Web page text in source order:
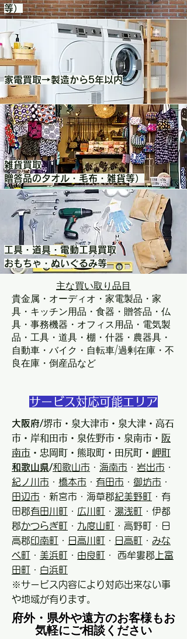
等）
家電買取→製造から5年以内
雑貨買取
​贈答品のタオル・毛布・雑貨等）
工具・道具・電動工具買取
​おもちゃ・ぬいぐるみ等
主な買い取り品目
貴金属・オーディオ・家電製品・家
具・キッチン用品・食器・贈答品・仏
具・事務機器・オフィス用品・電気製
品・​​工具・道具・棚・什器・農器具・
自動車・バイク・自転車/過剰在庫・不
良在庫・倒産品など
サービス対応可能エリア
大阪府/堺市・泉大津市・泉大津・高石
市・岸和田市・泉佐野市・泉南市・ 阪
南市 ・忠岡町・熊取町・田尻町・ 岬町
和歌山県/和歌山市 ・ 海南市 ・ 岩出市 ・
紀ノ川市 ・ 橋本市 ・ 有田市 ・ 御坊市 ・
田辺市 ・新宮市・海草郡紀美野町
・有
田郡有田川町 ・ 広川町 ・ 湯浅町
・伊都
郡かつらぎ町 ・ 九度山町
・高野町・日
高郡印南町 ・ 日高川町 ・ 日高町 ・ みな
べ町
・ 美浜町 ・ 由良町 ・ 西牟婁郡 上富
田町
・ 白浜町
※サービス内容により対応出来ない事
や地域が有ります。
府外・県外や遠方のお客様もお
気軽にご相談ください